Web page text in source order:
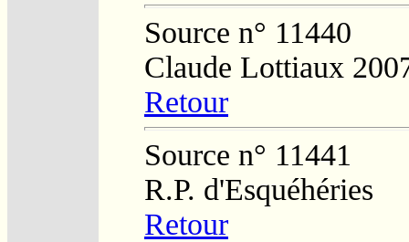
Source n° 11440
Claude Lottiaux
Retour
Source n° 11441
R.P. d'Esquéhéries
Retour